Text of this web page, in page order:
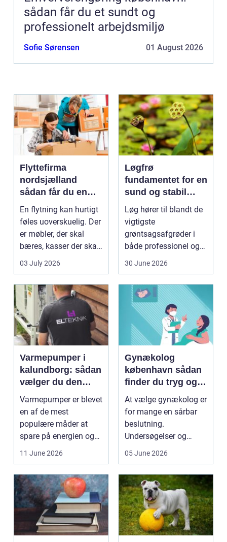
sådan får du et sundt og
professionelt arbejdsmiljø
Sofie Sørensen 01 August 2026
Flyttefirma
nordsjælland
sådan får du en
tryg og effektiv
flytning
En flytning kan hurtigt
føles uoverskuelig. Der
er møbler, der skal
bæres, kasser der skal
pakkes, o...
03 July 2026
Løgfrø
fundamentet for en
sund og stabil
løgavl
Løg hører til blandt de
vigtigste
grøntsagsafgrøder i
både professionel og
hobbybaseret
30 June 2026
Varmepumper i
kalundborg: sådan
vælger du den
rigtige løsning
Varmepumper er blevet
en af de mest
populære måder at
spare på energien og
få et bedre indeklima
11 June 2026
Gynækolog
københavn sådan
finder du tryg og
professionel hjælp
At vælge gynækolog er
for mange en sårbar
beslutning.
Undersøgelser og
behandlinger foregår i
05 June 2026